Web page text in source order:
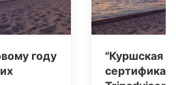
году
"Куршская
сертификат